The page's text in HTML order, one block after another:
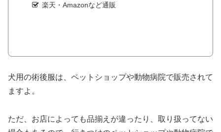
楽天・Amazonなど通販
犬用の術後服は、ペットショップや動物病院で販売されて
ますよ。
ただ、お店によっても品揃えが違ったり、取り扱ってない